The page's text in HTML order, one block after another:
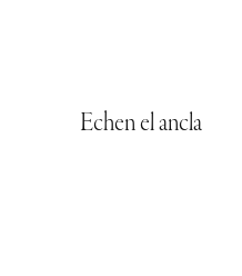
Echen el ancla